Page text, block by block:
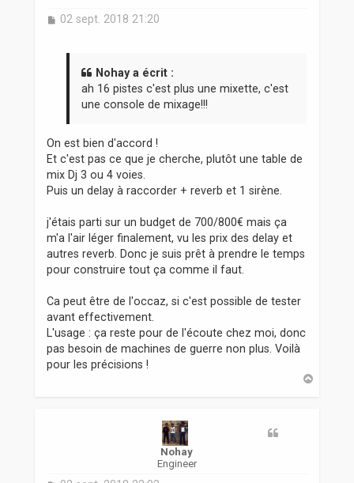
M
02 sept. 2018 21:20
Nohay a écrit :
ah 16 pistes c'est plus une mixette, c'est
une console de mixage!!!
On est bien d'accord !
Et c'est pas ce que je cherche, plutôt une table de
mix Dj 3 ou 4 voies.
Puis un delay à raccorder + reverb et 1 sirène.
j'étais parti sur un budget de 700/800€ mais ça
m'a l'air léger finalement, vu les prix des delay et
autres reverb. Donc je suis prêt à prendre le temps
pour construire tout ça comme il faut.
Ca peut être de l'occaz, si c'est possible de tester
avant effectivement.
L'usage : ça reste pour de l'écoute chez moi, donc
pas besoin de machines de guerre non plus. Voilà
pour les précisions !
Nohay
Engineer